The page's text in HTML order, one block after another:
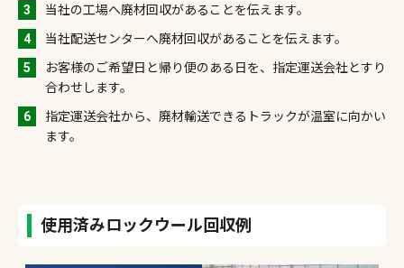
3
当社の工場へ廃材回収があることを伝えます。
4
当社配送センターへ廃材回収があることを伝えます。
5
お客様のご希望日と帰り便のある日を、指定運送会社とすり
合わせします。
6
指定運送会社から、廃材輸送できるトラックが温室に向かい
ます。
使用済みロックウール回収例